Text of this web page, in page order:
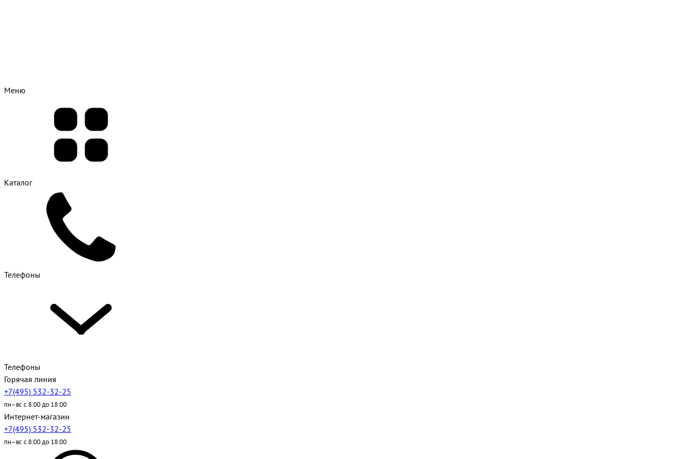
Меню
Каталог
Телефоны
Телефоны
Горячая линия
+7(495) 532-32-25
пн–вс с 8:00 до 18:00
Интернет-магазин
+7(495) 532-32-25
пн–вс с 8:00 до 18:00